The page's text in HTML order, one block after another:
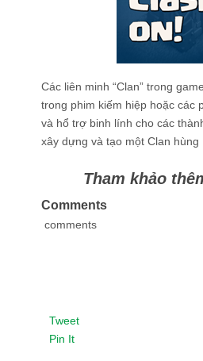
Các liên minh “Clan” trong
trong phim kiếm hiệp hoặc các
và hổ trợ binh lính cho các
xây dựng và tạo một Clan hùng
Tham khảo
Comments
comments
Tweet
Pin It